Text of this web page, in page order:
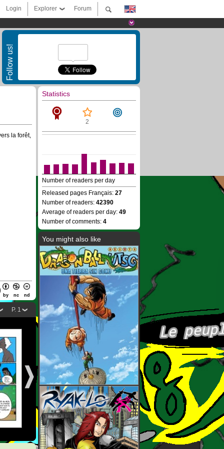
Forum
Explorer
Login
Follow us!
la forêt,
by nc nd
P. 1
Statistics
2
Number of readers per day
Released pages Français: 27
Number of readers: 42390
Average of readers per day: 49
Number of comments: 4
You might also like